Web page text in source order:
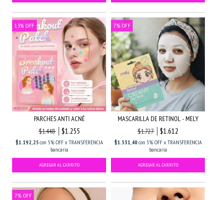
13% OFF
PARCHES ANTI ACNÉ
$1.448
$1.255
$1.192,25 con 5% OFF x TRANSFERENCIA
bancaria
7% OFF
MASCARILLA DE RETINOL - MELY
$1.727
$1.612
$1.531,40con 5% OFF x TRANSFERENCIA
bancaria
7% OFF